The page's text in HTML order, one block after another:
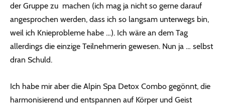
der Gruppe zu machen (ich mag ja nicht so gerne darauf
angesprochen werden, dass ich so langsam unterwegs bin,
weil ich Knieprobleme habe …). Ich wäre an dem Tag
allerdings die einzige Teilnehmerin gewesen. Nun ja … selbst
dran Schuld.
Ich habe mir aber die Alpin Spa Detox Combo gegönnt, die
harmonisierend und entspannen auf Körper und Geist